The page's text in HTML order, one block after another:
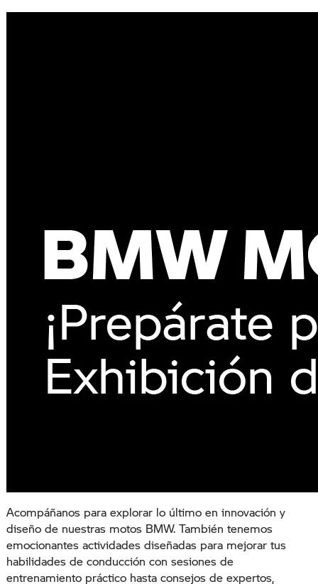
Acompáñanos para explorar lo último en innovación y
diseño de nuestras motos BMW. También tenemos
emocionantes actividades diseñadas para mejorar tus
habilidades de conducción con sesiones de
entrenamiento práctico hasta consejos de expertos,